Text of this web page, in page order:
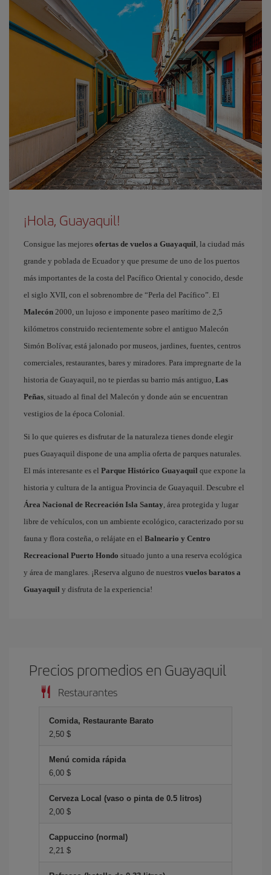
¡Hola, Guayaquil!
Consigue las mejores ofertas de vuelos a Guayaquil, la ciudad más
grande y poblada de Ecuador y que presume de uno de los puertos
más importantes de la costa del Pacífico Oriental y conocido, desde
el siglo XVII, con el sobrenombre de “Perla del Pacífico”. El
Malecón 2000, un lujoso e imponente paseo marítimo de 2,5
kilómetros construido recientemente sobre el antiguo Malecón
Simón Bolívar, está jalonado por museos, jardines, fuentes, centros
comerciales, restaurantes, bares y miradores. Para impregnarte de la
historia de Guayaquil, no te pierdas su barrio más antiguo, Las
Peñas, situado al final del Malecón y donde aún se encuentran
vestigios de la época Colonial.
Si lo que quieres es disfrutar de la naturaleza tienes donde elegir
pues Guayaquil dispone de una amplia oferta de parques naturales.
El más interesante es el Parque Histórico Guayaquil que expone la
historia y cultura de la antigua Provincia de Guayaquil. Descubre el
Área Nacional de Recreación Isla Santay, área protegida y lugar
libre de vehículos, con un ambiente ecológico, caracterizado por su
fauna y flora costeña, o relájate en el Balneario y Centro
Recreacional Puerto Hondo situado junto a una reserva ecológica
y área de manglares. ¡Reserva alguno de nuestros vuelos baratos a
Guayaquil y disfruta de la experiencia!
Precios promedios en Guayaquil
Restaurantes
Comida, Restaurante Barato
2,50 $
Menú comida rápida
6,00 $
Cerveza Local (vaso o pinta de 0.5 litros)
2,00 $
Cappuccino (normal)
2,21 $